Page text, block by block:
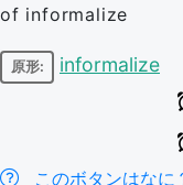
of informalize
原形: informalize
このボタンはなに